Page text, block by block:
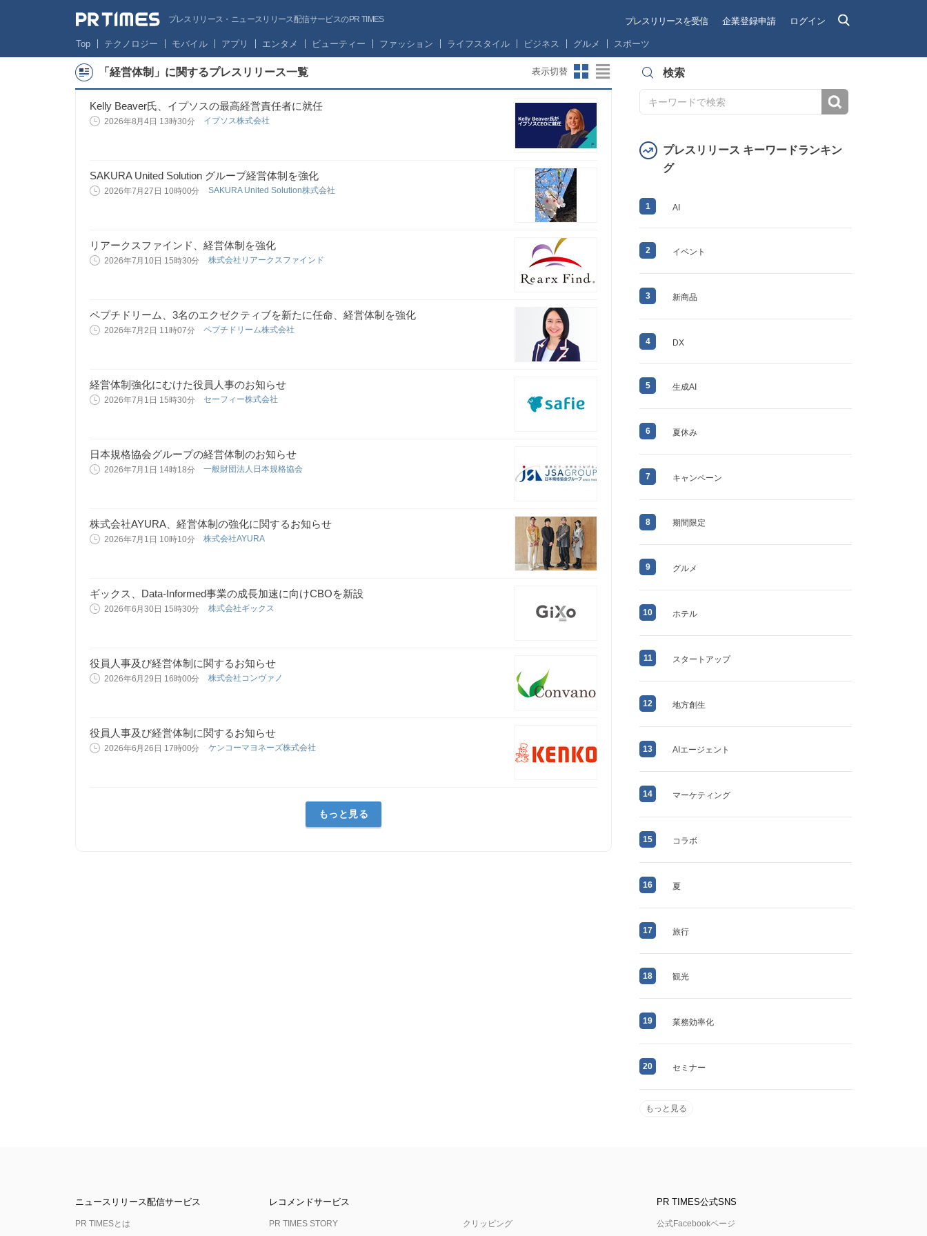
プレスリリース・ニュースリリース配信サービスのPR TIMES プレスリリースを受信 企業登録申請 ログイン
Top テクノロジー モバイル アプリ エンタメ ビューティー ファッション ライフスタイル ビジネス グルメ スポーツ
「経営体制」に関するプレスリリース一覧 表示切替
Kelly Beaver氏、イプソスの最高経営責任者に就任
2026年8月4日 13時30分 イプソス株式会社
SAKURA United Solution グループ経営体制を強化
2026年7月27日 10時00分 SAKURA United Solution株式会社
リアークスファインド、経営体制を強化
2026年7月10日 15時30分 株式会社リアークスファインド
ペプチドリーム、3名のエクゼクティブを新たに任命、経営体制を強化
2026年7月2日 11時07分 ペプチドリーム株式会社
経営体制強化にむけた役員人事のお知らせ
2026年7月1日 15時30分 セーフィー株式会社
日本規格協会グループの経営体制のお知らせ
2026年7月1日 14時18分 一般財団法人日本規格協会
株式会社AYURA、経営体制の強化に関するお知らせ
2026年7月1日 10時10分 株式会社AYURA
ギックス、Data-Informed事業の成長加速に向けCBOを新設
2026年6月30日 15時30分 株式会社ギックス
役員人事及び経営体制に関するお知らせ
2026年6月29日 16時00分 株式会社コンヴァノ
役員人事及び経営体制に関するお知らせ
2026年6月26日 17時00分 ケンコーマヨネーズ株式会社
もっと見る
検索
プレスリリース キーワードランキン
グ
1 AI
2 イベント
3 新商品
4 DX
5 生成AI
6 夏休み
7 キャンペーン
8 期間限定
9 グルメ
10 ホテル
11 スタートアップ
12 地方創生
13 AIエージェント
14 マーケティング
15 コラボ
16 夏
17 旅行
18 観光
19 業務効率化
20 セミナー
もっと見る
ニュースリリース配信サービス
PR TIMESとは
レコメンドサービス
PR TIMES STORY クリッピング
PR TIMES公式SNS
公式Facebookページ